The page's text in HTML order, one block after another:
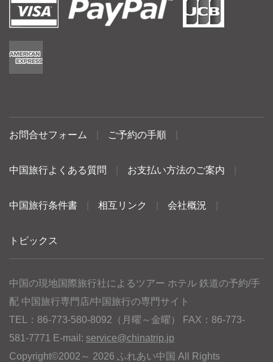
お問合せフォーム ご予約の手順
中国旅行よくある質問 お支払い方法のご案内
中国旅行条件書 相互リンク 会社概況
トピックス
中国の現地国際旅行社によるツアー ホテル 鉄道の予約/手
配 中国旅行専門店/中国旅行の専門サイト
TEL：86-773-580-8092（月曜～金曜） FAX：86-773-
581-7771 E-mail: service@chinatrip.jp
Copyright©2002～ 2026 ふれあい中国 All Rights